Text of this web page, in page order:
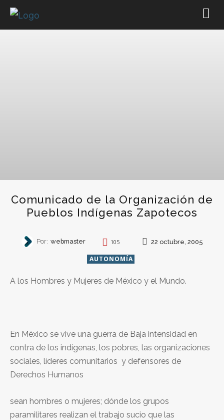
Comunicado de la Organización de
Pueblos Indígenas Zapotecos
Por: webmaster 105 22 octubre, 2005
AUTONOMÍA
A los Hombres y Mujeres de México y el Mundo.
En México se vive una guerra de Baja intensidad en
contra de los indígenas, los pobres, las organizaciones
sociales, líderes comunitarios y defensores de
Derechos Humanos
sean hombres o mujeres; dónde los grupos
paramilitares realizan el trabajo sucio que las